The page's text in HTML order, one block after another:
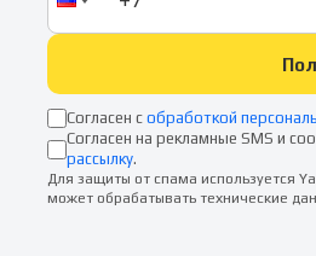
Согласен с обработкой
Согласен на рекламные SMS и
рассылку.
Для защиты от спама используется
может обрабатывать технические